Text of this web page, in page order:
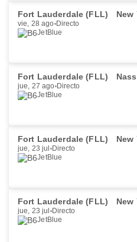
Fort Lauderdale (FLL) New
vie, 28 ago Directo
JetBlue
Fort Lauderdale (FLL)
jue, 27 ago Directo
JetBlue
Fort Lauderdale (FLL) New
jue, 23 jul Directo
JetBlue
Fort Lauderdale (FLL) New
jue, 23 jul Directo
JetBlue